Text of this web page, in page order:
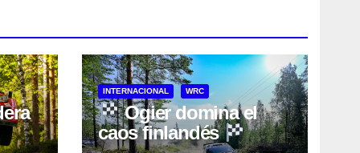
INTERNACIONAL WRC
Ogier domina el
caos finlandés